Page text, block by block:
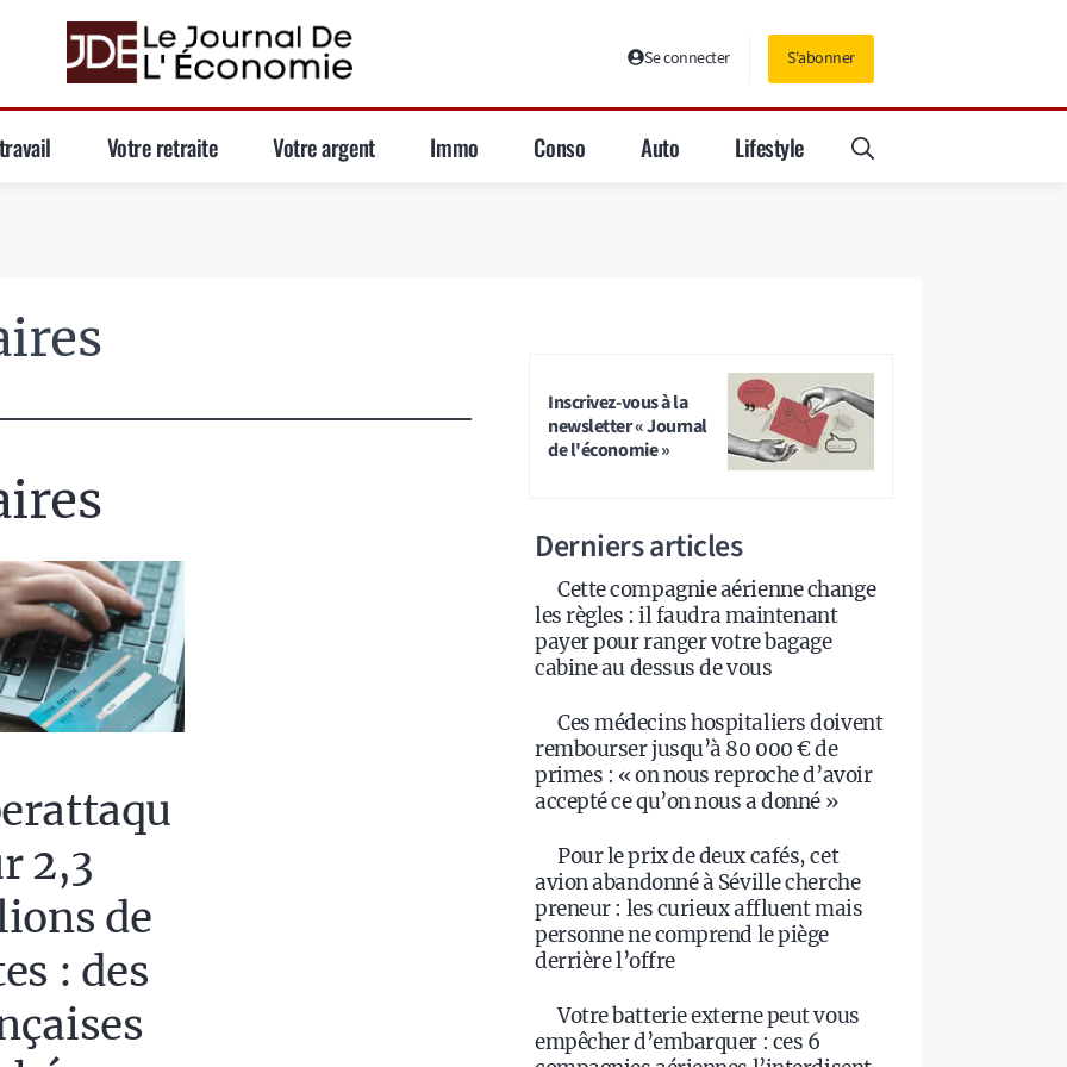
Se connecter S'abonner
Votre retraite Votre argent Immo Conso Auto Lifestyle
2,3
de
: des
Inscrivez-vous à la
newsletter « Journal
de l'économie »
Derniers articles
Cette compagnie aérienne change
les règles : il faudra maintenant
payer pour ranger votre bagage
cabine au dessus de vous
Ces médecins hospitaliers doivent
rembourser jusqu’à 80 000 € de
primes : « on nous reproche d’avoir
accepté ce qu’on nous a donné »
Pour le prix de deux cafés, cet
avion abandonné à Séville cherche
preneur : les curieux affluent mais
personne ne comprend le piège
derrière l’offre
Votre batterie externe peut vous
empêcher d’embarquer : ces 6